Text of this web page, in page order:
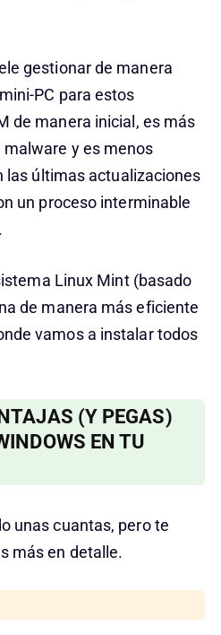
gestionar de manera
PC para estos
de manera inicial, es más
y es menos
las últimas actualizaciones
un proceso interminable
Linux Mint (basado
de manera más eficiente
vamos a instalar todos
(Y PEGAS)
EN TU
unas cuantas, pero te
más en detalle.